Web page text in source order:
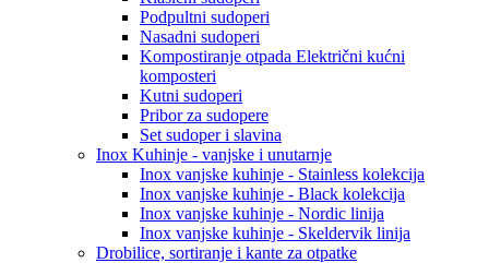
Podpultni sudoperi
Nasadni sudoperi
Kompostiranje otpada Električni kućni
komposteri
Kutni sudoperi
Pribor za sudopere
Set sudoper i slavina
Inox Kuhinje - vanjske i unutarnje
Inox vanjske kuhinje - Stainless kolekcija
Inox vanjske kuhinje - Black kolekcija
Inox vanjske kuhinje - Nordic linija
Inox vanjske kuhinje - Skeldervik linija
Drobilice, sortiranje i kante za otpatke